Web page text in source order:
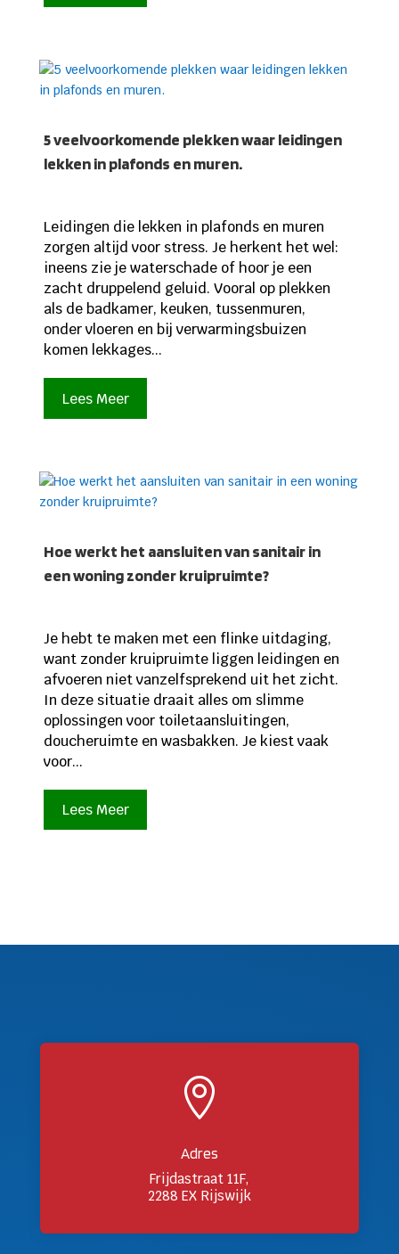
5 veelvoorkomende plekken waar leidingen
lekken in plafonds en muren.
Leidingen die lekken in plafonds en muren
zorgen altijd voor stress. Je herkent het wel:
ineens zie je waterschade of hoor je een
zacht druppelend geluid. Vooral op plekken
als de badkamer, keuken, tussenmuren,
onder vloeren en bij verwarmingsbuizen
komen lekkages...
Lees Meer
Hoe werkt het aansluiten van sanitair in
een woning zonder kruipruimte?
Je hebt te maken met een flinke uitdaging,
want zonder kruipruimte liggen leidingen en
afvoeren niet vanzelfsprekend uit het zicht.
In deze situatie draait alles om slimme
oplossingen voor toiletaansluitingen,
doucheruimte en wasbakken. Je kiest vaak
voor...
Lees Meer

Adres
Frijdastraat 11F,
2288 EX Rijswijk